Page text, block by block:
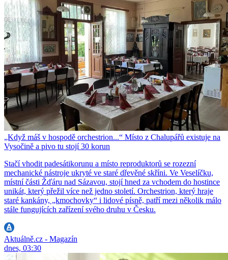
„Když máš v hospodě orchestrion...“ Místo z Chalupářů existuje na
Vysočině a pivo tu stojí 30 korun
Stačí vhodit padesátikorunu a místo reproduktorů se rozezní
mechanické nástroje ukryté ve staré dřevěné skříni. Ve Veselíčku,
místní části Žďáru nad Sázavou, stojí hned za vchodem do hostince
unikát, který přežil více než jedno století. Orchestrion, který hraje
staré kankány, „kmochovky“ i lidové písně, patří mezi několik málo
stále fungujících zařízení svého druhu v Česku.
Aktuálně.cz - Magazín
dnes, 03:30